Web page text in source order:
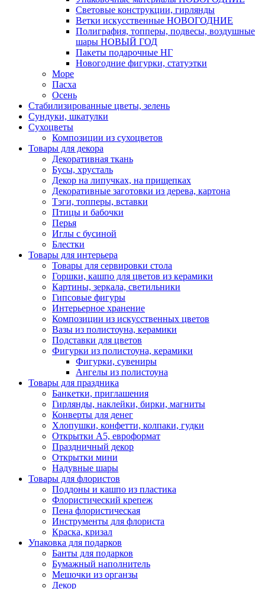
Световые конструкции, гирлянды
Ветки искусственные НОВОГОДНИЕ
Полиграфия, топперы, подвесы, воздушные
шары НОВЫЙ ГОД
Пакеты подарочные НГ
Новогодние фигурки, статуэтки
Море
Пасха
Осень
Стабилизированные цветы, зелень
Сундуки, шкатулки
Сухоцветы
Композиции из сухоцветов
Товары для декора
Декоративная ткань
Бусы, хрусталь
Декор на липучках, на прищепках
Декоративные заготовки из дерева, картона
Тэги, топперы, вставки
Птицы и бабочки
Перья
Иглы с бусиной
Блестки
Товары для интерьера
Товары для сервировки стола
Горшки, кашпо для цветов из керамики
Картины, зеркала, светильники
Гипсовые фигуры
Интерьерное хранение
Композиции из искусственных цветов
Вазы из полистоуна, керамики
Подставки для цветов
Фигурки из полистоуна, керамики
Фигурки, сувениры
Ангелы из полистоуна
Товары для праздника
Банкетки, приглашения
Гирлянды, наклейки, бирки, магниты
Конверты для денег
Хлопушки, конфетти, колпаки, гудки
Открытки А5, евроформат
Праздничный декор
Открытки мини
Надувные шары
Товары для флористов
Поддоны и кашпо из пластика
Флористический крепеж
Пена флористическая
Инструменты для флориста
Краска, кризал
Упаковка для подарков
Банты для подарков
Бумажный наполнитель
Мешочки из органзы
Декор